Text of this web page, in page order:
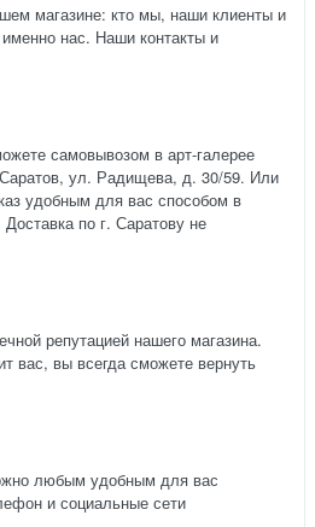
магазине: кто мы, наши клиенты и
нас. Наши контакты и
самовывозом в арт-галерее
ул. Радищева, д. 30/59. Или
удобным для вас способом в
по г. Саратову не
репутацией нашего магазина.
вас, вы всегда сможете вернуть
любым удобным для вас
и социальные сети